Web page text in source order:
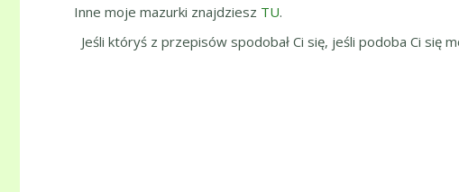
Inne moje mazurki znajdziesz TU.
Jeśli któryś z przepisów spodobał Ci się, jeśli podoba Ci się